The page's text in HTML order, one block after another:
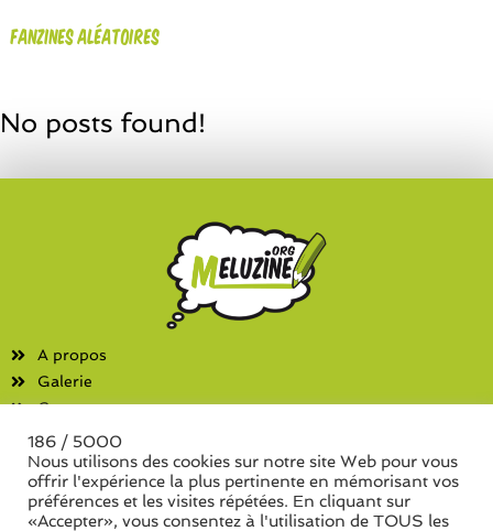
Fanzines aléatoires
No posts found!
A propos
Galerie
Contact
Fanzines
Liste des associations
Liste des séries de fanzine
186 / 5000
Nous utilisons des cookies sur notre site Web pour vous
offrir l'expérience la plus pertinente en mémorisant vos
préférences et les visites répétées. En cliquant sur
«Accepter», vous consentez à l'utilisation de TOUS les